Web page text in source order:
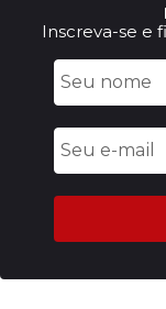
Inscreva-se e